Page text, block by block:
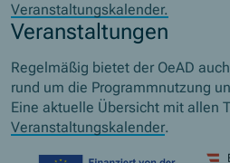
Veranstaltungskalender.
Veranstaltungen
Regelmäßig bietet der OeAD
rund um die Programmnutzung
Eine aktuelle Übersicht mit allen
Veranstaltungskalender.